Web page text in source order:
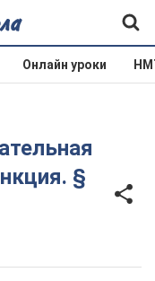
Онлайн уроки
§